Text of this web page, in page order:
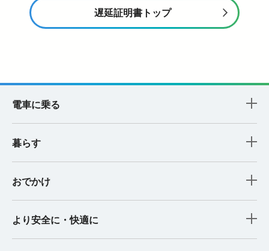
遅延証明書トップ
電車に乗る
暮らす
おでかけ
より安全に・快適に